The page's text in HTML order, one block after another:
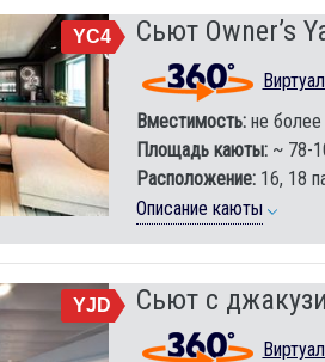
YC4 Сьют Owner’s
Вместимость:не более
Площадь каюты:~ 78-
Расположение:16, 18
Описание каюты
YJD Сьют с